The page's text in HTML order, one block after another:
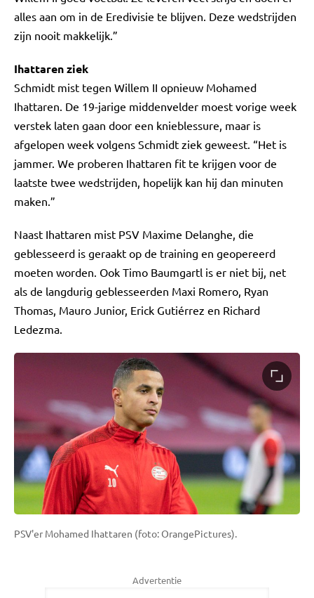
alles aan om in de Eredivisie te blijven. Deze wedstrijden
zijn nooit makkelijk.”
Ihattaren ziek
Schmidt mist tegen Willem II opnieuw Mohamed
Ihattaren. De 19-jarige middenvelder moest vorige week
verstek laten gaan door een knieblessure, maar is
afgelopen week volgens Schmidt ziek geweest. “Het is
jammer. We proberen Ihattaren fit te krijgen voor de
laatste twee wedstrijden, hopelijk kan hij dan minuten
maken.”
Naast Ihattaren mist PSV Maxime Delanghe, die
geblesseerd is geraakt op de training en geopereerd
moeten worden. Ook Timo Baumgartl is er niet bij, net
als de langdurig geblesseerden Maxi Romero, Ryan
Thomas, Mauro Junior, Erick Gutiérrez en Richard
Ledezma.
PSV'er Mohamed Ihattaren (foto: OrangePictures).
Advertentie